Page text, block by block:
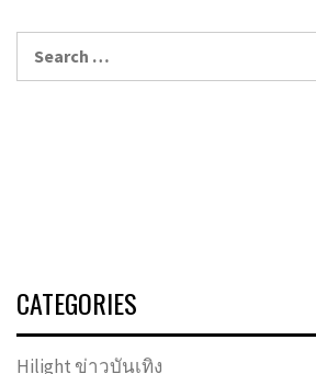
for:
CATEGORIES
Hilight ข่าวบันเทิง